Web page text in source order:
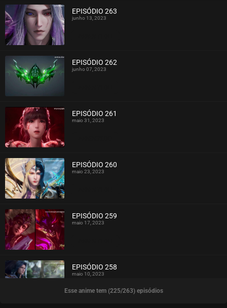
EPISÓDIO 263
junho 13, 2023
EPISÓDIO 262
junho 07, 2023
EPISÓDIO 261
maio 31, 2023
EPISÓDIO 260
maio 23, 2023
EPISÓDIO 259
maio 17, 2023
ASSISTIDO
EPISÓDIO 258
maio 10, 2023
Esse anime tem (225/263) episódios